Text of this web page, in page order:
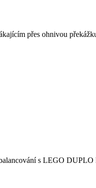
přes ohnivou
s LEGO DUPLO